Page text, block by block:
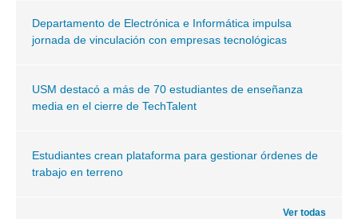
Departamento de Electrónica e Informática impulsa
jornada de vinculación con empresas tecnológicas
USM destacó a más de 70 estudiantes de enseñanza
media en el cierre de TechTalent
Estudiantes crean plataforma para gestionar órdenes de
trabajo en terreno
Ver todas